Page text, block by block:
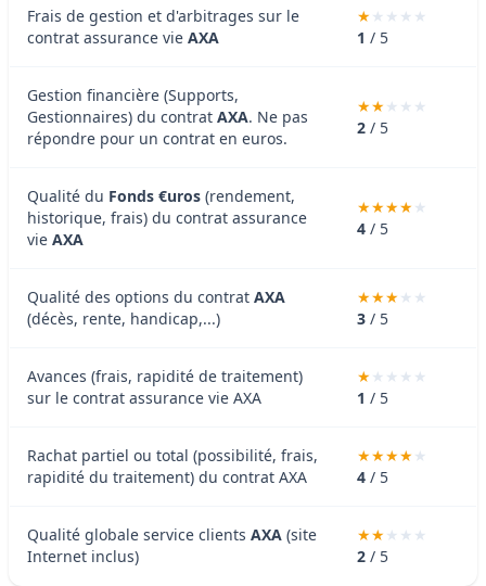
Frais de gestion et d'arbitrages sur le
contrat assurance vie AXA 1 / 5
Gestion financière (Supports,
Gestionnaires) du contrat AXA. Ne pas
répondre pour un contrat en euros.
2 / 5
Qualité du Fonds €uros (rendement,
historique, frais) du contrat assurance
vie AXA
4 / 5
Qualité des options du contrat AXA
(décès, rente, handicap,...)
3 / 5
Avances (frais, rapidité de traitement)
sur le contrat assurance vie AXA
1 / 5
Rachat partiel ou total (possibilité, frais,
rapidité du traitement) du contrat AXA
4 / 5
Qualité globale service clients AXA (site
Internet inclus)
2 / 5